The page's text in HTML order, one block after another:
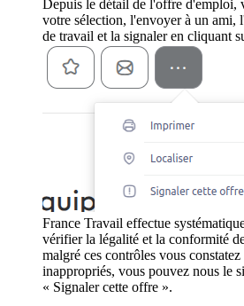
Depuis le détail de l'offre d'emploi,
votre sélection, l'envoyer à un ami,
de travail et la signaler en cliquant
France Travail effectue
vérifier la légalité et la conformité
malgré ces contrôles vous constatez
inappropriés, vous pouvez nous le
« Signaler cette offre ».